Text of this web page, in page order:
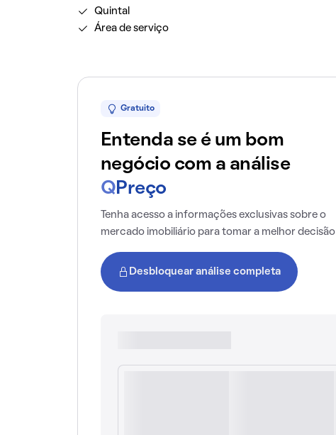
Quintal
Área de serviço
Gratuito
Entenda se é um bom
negócio com a análise
Q Preço
Tenha acesso a informações exclusivas sobre o
mercado imobiliário para tomar a melhor decisão
Desbloquear análise completa